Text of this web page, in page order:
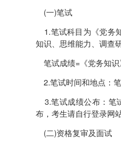
(一)笔试
1.笔试科目为《党务
知识、思维能力、调查
笔试成绩=《党务知识
2.笔试时间和地点：
3.笔试成绩公布：笔
布，考生请自行登录网
(二)资格复审及面试